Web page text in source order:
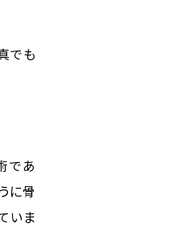
でも
であ
に骨
いま